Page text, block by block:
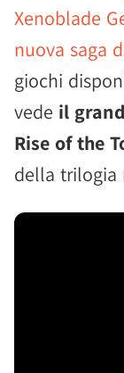
Xenoblade
nuova saga
giochi
vede il
Rise of the
della trilogia